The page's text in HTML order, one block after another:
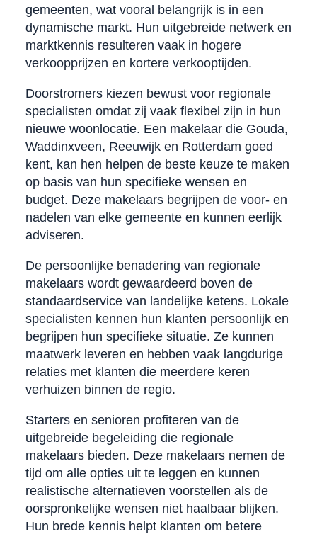
gemeenten, wat vooral belangrijk is in een
dynamische markt. Hun uitgebreide netwerk en
marktkennis resulteren vaak in hogere
verkoopprijzen en kortere verkooptijden.
Doorstromers kiezen bewust voor regionale
specialisten omdat zij vaak flexibel zijn in hun
nieuwe woonlocatie. Een makelaar die Gouda,
Waddinxveen, Reeuwijk en Rotterdam goed
kent, kan hen helpen de beste keuze te maken
op basis van hun specifieke wensen en
budget. Deze makelaars begrijpen de voor- en
nadelen van elke gemeente en kunnen eerlijk
adviseren.
De persoonlijke benadering van regionale
makelaars wordt gewaardeerd boven de
standaardservice van landelijke ketens. Lokale
specialisten kennen hun klanten persoonlijk en
begrijpen hun specifieke situatie. Ze kunnen
maatwerk leveren en hebben vaak langdurige
relaties met klanten die meerdere keren
verhuizen binnen de regio.
Starters en senioren profiteren van de
uitgebreide begeleiding die regionale
makelaars bieden. Deze makelaars nemen de
tijd om alle opties uit te leggen en kunnen
realistische alternatieven voorstellen als de
oorspronkelijke wensen niet haalbaar blijken.
Hun brede kennis helpt klanten om betere